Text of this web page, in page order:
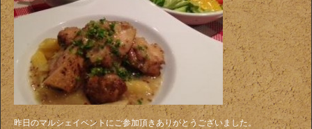
昨日のマルシェイベントにご参加頂きありがとうございました。